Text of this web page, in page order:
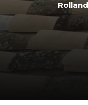
Rolland